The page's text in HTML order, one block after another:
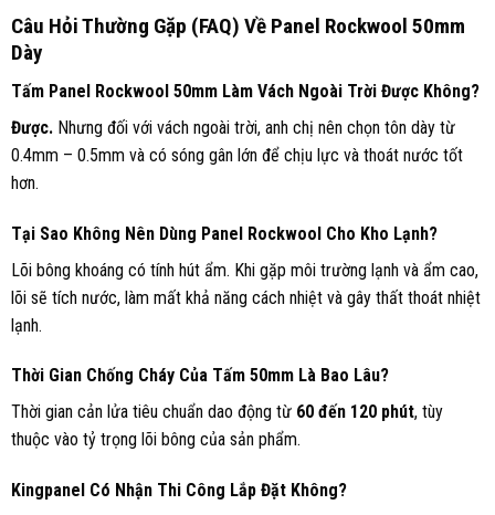
Câu Hỏi Thường Gặp (FAQ) Về Panel Rockwool 50mm
Dày
Tấm Panel Rockwool 50mm Làm Vách Ngoài Trời Được Không?
Được. Nhưng đối với vách ngoài trời, anh chị nên chọn tôn dày từ
0.4mm – 0.5mm và có sóng gân lớn để chịu lực và thoát nước tốt
hơn.
Tại Sao Không Nên Dùng Panel Rockwool Cho Kho Lạnh?
Lõi bông khoáng có tính hút ẩm. Khi gặp môi trường lạnh và ẩm cao,
lõi sẽ tích nước, làm mất khả năng cách nhiệt và gây thất thoát nhiệt
lạnh.
Thời Gian Chống Cháy Của Tấm 50mm Là Bao Lâu?
Thời gian cản lửa tiêu chuẩn dao động từ 60 đến 120 phút, tùy
thuộc vào tỷ trọng lõi bông của sản phẩm.
Kingpanel Có Nhận Thi Công Lắp Đặt Không?